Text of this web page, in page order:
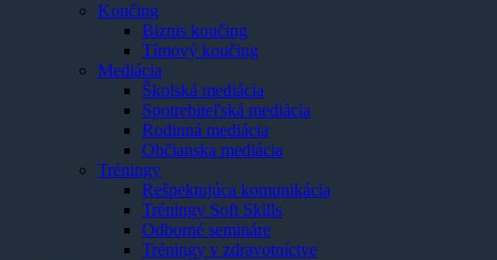
Koučing
Biznis koučing
Tímový koučing
Mediácia
Školská mediácia
Spotrebiteľská mediácia
Rodinná mediácia
Občianska mediácia
Tréningy
Rešpektujúca komunikácia
Tréningy Soft Skills
Odborné semináre
Tréningy v zdravotníctve